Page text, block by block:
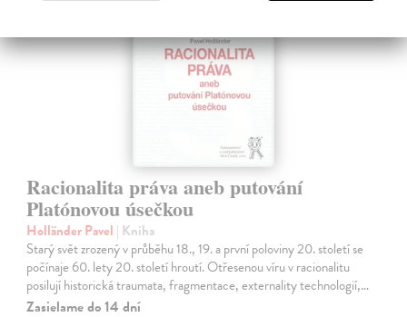
Racionalita práva aneb putování
Platónovou úsečkou
Holländer Pavel | Kniha
Starý svět zrozený v průběhu 18., 19. a první poloviny 20. století se
počínaje 60. lety 20. století hroutí. Otřesenou víru v racionalitu
posilují historická traumata, fragmentace, externality technologií,…
Zasielame do 14 dní